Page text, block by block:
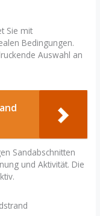
Sie mit
Bedingungen.
Auswahl an
Sandabschnitten
und Aktivität. Die